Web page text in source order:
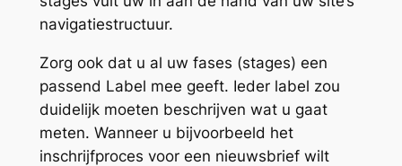
navigatiestructuur.
Zorg ook dat u al uw fases (stages) een
passend Label mee geeft. Ieder label zou
duidelijk moeten beschrijven wat u gaat
meten. Wanneer u bijvoorbeeld het
inschrijfproces voor een nieuwsbrief wilt